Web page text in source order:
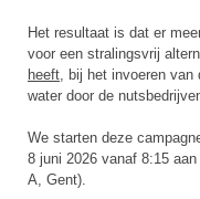
Het resultaat is dat er
voor een stralingsvrij
heeft, bij het invoeren
water door de
We starten deze
8 juni 2026 vanaf 8:15
A, Gent).